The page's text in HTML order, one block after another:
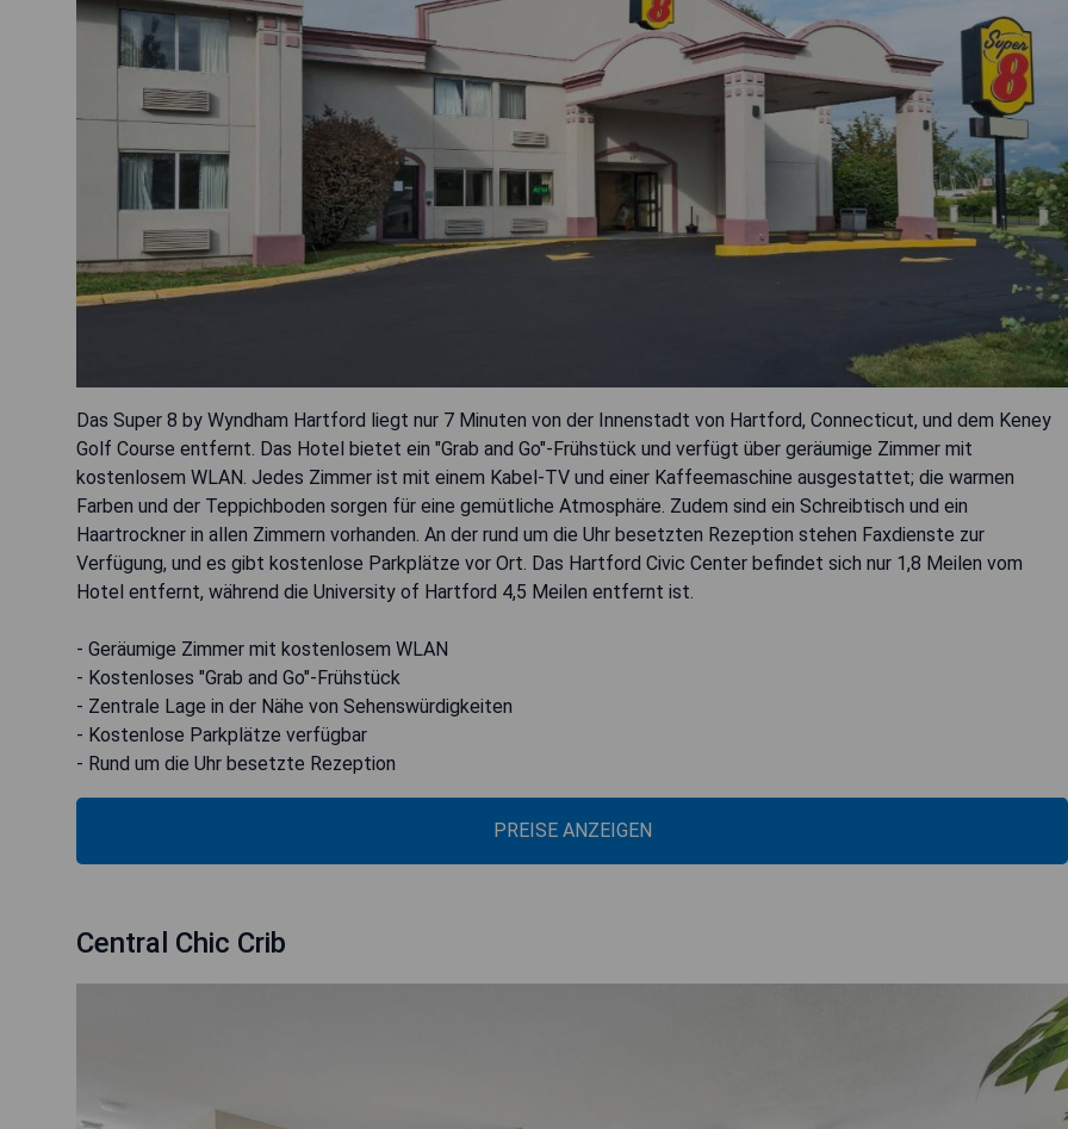
Das Super 8 by Wyndham Hartford liegt nur 7 Minuten von der Innenstadt von Hartford, Connecticut, und dem Keney
Golf Course entfernt. Das Hotel bietet ein "Grab and Go"-Frühstück und verfügt über geräumige Zimmer mit
kostenlosem WLAN. Jedes Zimmer ist mit einem Kabel-TV und einer Kaffeemaschine ausgestattet; die warmen
Farben und der Teppichboden sorgen für eine gemütliche Atmosphäre. Zudem sind ein Schreibtisch und ein
Haartrockner in allen Zimmern vorhanden. An der rund um die Uhr besetzten Rezeption stehen Faxdienste zur
Verfügung, und es gibt kostenlose Parkplätze vor Ort. Das Hartford Civic Center befindet sich nur 1,8 Meilen vom
Hotel entfernt, während die University of Hartford 4,5 Meilen entfernt ist.
- Geräumige Zimmer mit kostenlosem WLAN
- Kostenloses "Grab and Go"-Frühstück
- Zentrale Lage in der Nähe von Sehenswürdigkeiten
- Kostenlose Parkplätze verfügbar
- Rund um die Uhr besetzte Rezeption
PREISE ANZEIGEN
Central Chic Crib